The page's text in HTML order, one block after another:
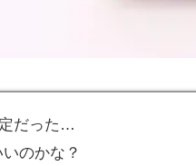
だった…
のかな？